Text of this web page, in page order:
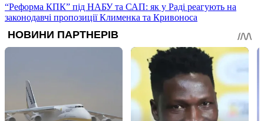
“Реформа КПК” під НАБУ та САП: як у Раді реагують на
законодавчі пропозиції Клименка та Кривоноса